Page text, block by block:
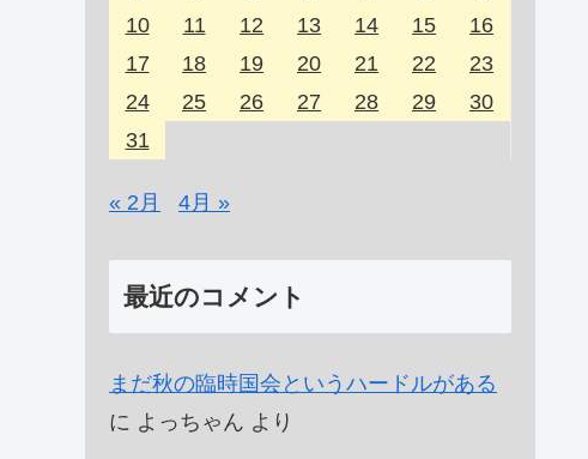
10
11 12 13 14 15
16
17
18 19 20 21 22
23
24
25 26 27 28 29
30
31
« 2月 4月 »
最近のコメント
まだ秋の臨時国会というハードルがある
に よっちゃん より